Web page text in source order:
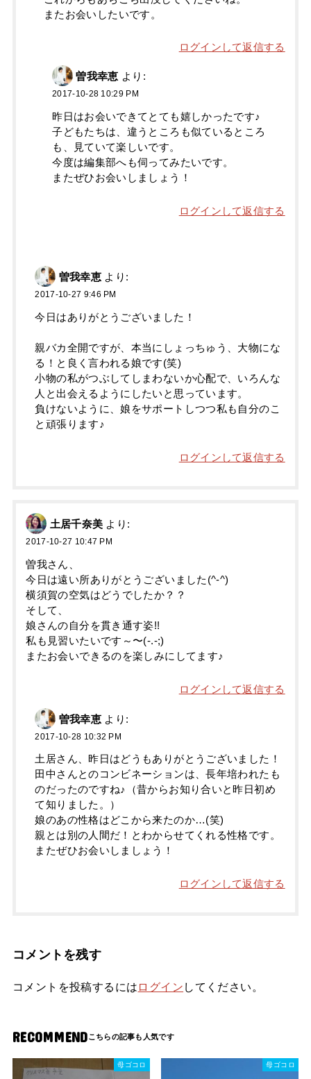
またお会いしたいです。
ログインして返信する
曽我幸恵 より:
2017-10-28 10:29 PM
昨日はお会いできてとても嬉しかったです♪
子どもたちは、違うところも似ているところ
も、見ていて楽しいです。
今度は編集部へも伺ってみたいです。
またぜひお会いしましょう！
ログインして返信する
曽我幸恵 より:
2017-10-27 9:46 PM
今日はありがとうございました！
親バカ全開ですが、本当にしょっちゅう、大物にな
る！と良く言われる娘です(笑)
小物の私がつぶしてしまわないか心配で、いろんな
人と出会えるようにしたいと思っています。
負けないように、娘をサポートしつつ私も自分のこ
と頑張ります♪
ログインして返信する
土居千奈美 より:
2017-10-27 10:47 PM
曽我さん、
今日は遠い所ありがとうございました(^-^)
横須賀の空気はどうでしたか？？
そして、
娘さんの自分を貫き通す姿!!
私も見習いたいです～〜(-.-;)
またお会いできるのを楽しみにしてます♪
ログインして返信する
曽我幸恵 より:
2017-10-28 10:32 PM
土居さん、昨日はどうもありがとうございました！
田中さんとのコンビネーションは、長年培われたも
のだったのですね♪（昔からお知り合いと昨日初め
て知りました。）
娘のあの性格はどこから来たのか…(笑)
親とは別の人間だ！とわからせてくれる性格です。
またぜひお会いしましょう！
ログインして返信する
コメントを残す
コメントを投稿するには ログイン してください。
RECOMMEND
母ゴコロ 母ゴコロ